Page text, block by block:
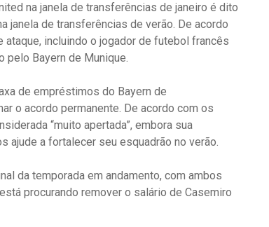
na janela de transferências de janeiro é dito
janela de transferências de verão. De acordo
ataque, incluindo o jogador de futebol francês
pelo Bayern de Munique.
de empréstimos do Bayern de
o acordo permanente. De acordo com os
“muito apertada”, embora sua
ajude a fortalecer seu esquadrão no verão.
da temporada em andamento, com ambos
procurando remover o salário de Casemiro